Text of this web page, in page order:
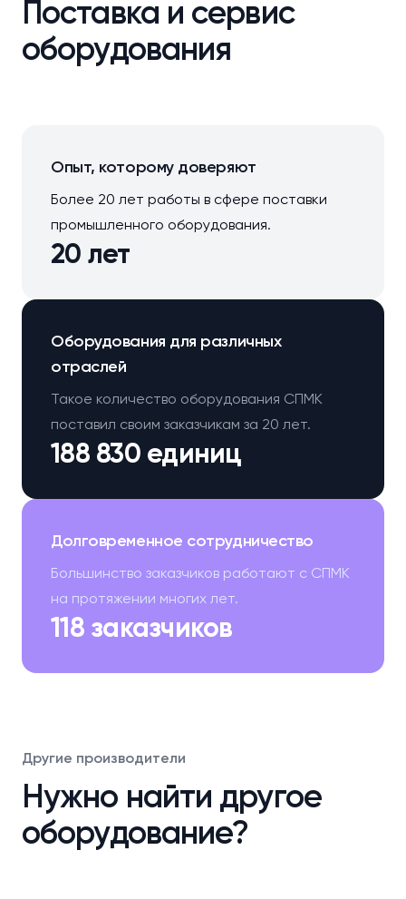
Поставка и сервис
оборудования
20 лет
Опыт, которому доверяют
Более 20 лет работы в сфере поставки
промышленного оборудования.
188 830 единиц
Оборудования для различных
отраслей
Такое количество оборудования СПМК
поставил своим заказчикам за 20 лет.
118 заказчиков
Долговременное сотрудничество
Большинство заказчиков работают с СПМК
на протяжении многих лет.
Другие производители
Нужно найти другое
оборудование?